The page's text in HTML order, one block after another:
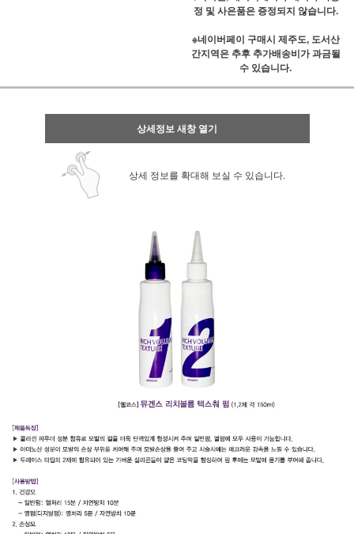
정 및 사은품은 증정되지 않습니다.
※네이버페이 구매시 제주도, 도서산
간지역은 추후 추가배송비가 과금될
수 있습니다.
상세정보 새창 열기
상세 정보를 확대해 보실 수 있습니다.